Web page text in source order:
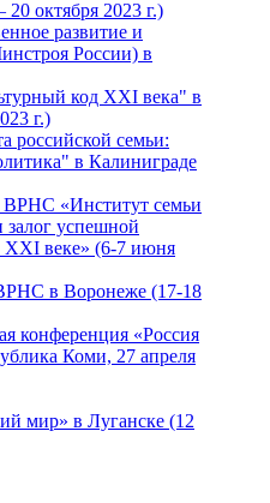
20 октября 2023 г.)
развитие и
России) в
код XXI века" в
г.)
семьи:
в Калиниграде
«Институт семьи
залог успешной
ХХI веке» (6-7 июня
в Воронеже (17-18
конференция «Россия
Коми, 27 апреля
мир» в Луганске (12